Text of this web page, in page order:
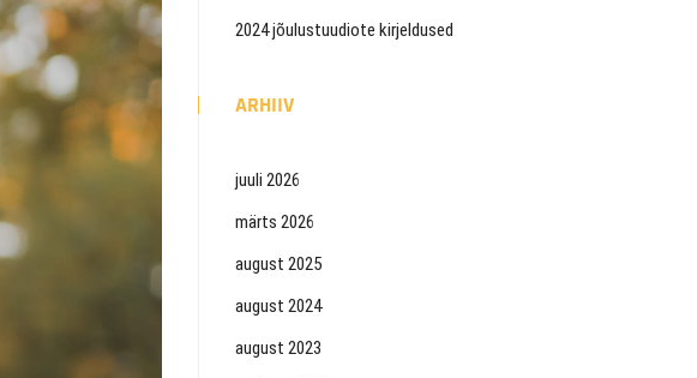
2024 jõulustuudiote kirjeldused
ARHIIV
juuli 2026
märts 2026
august 2025
august 2024
august 2023